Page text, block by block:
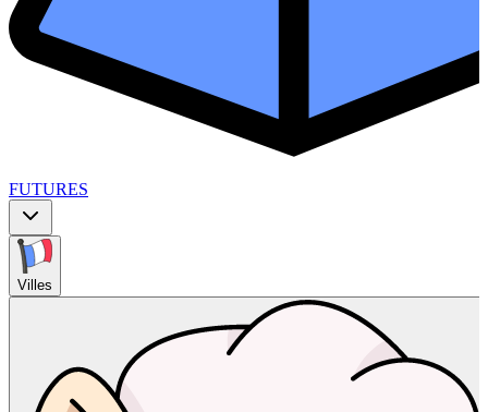
FUTURES
Villes